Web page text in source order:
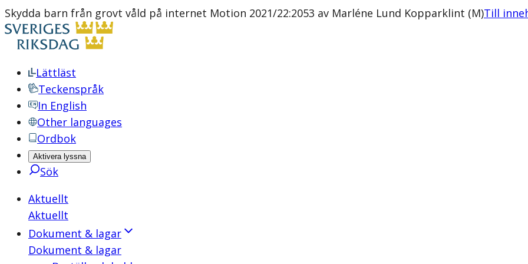
Skydda barn från grovt våld på internet Motion 2021/22:2053 av Marléne Lund Kopparklint (M)Till
Lättläst
Teckenspråk
In English
Other languages
Ordbok
Aktivera lyssna
Sök
Aktuellt
Aktuellt
Dokument & lagar
Dokument & lagar